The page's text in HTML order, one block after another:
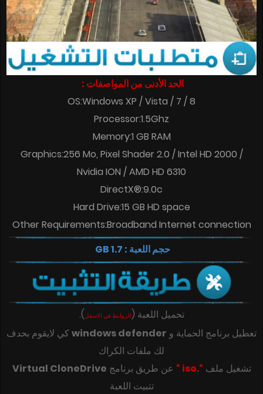
الحد الأدنى من المواصفات :
OS:Windows XP / Vista / 7 / 8
Processor:1.5Ghz
Memory:1 GB RAM
Graphics:256 Mo, Pixel Shader 2.0 / Intel HD 2000 /
Nvidia ION / AMD HD 6310
DirectX®:9.0c
Hard Drive:15 GB HD space
Other Requirements:Broadband Internet connection
حجم اللعبة : 1.7 GB
تحميل اللعبة (الروابط في الاسفل)
.
تعطيل برنامج الحماية و windows defenderكي لايقوم بحدف
لك ملفات الكراك
تشغيل ملف “.iso “ عن طريق برنامج Virtual CloneDrive
تتبيت اللعبة